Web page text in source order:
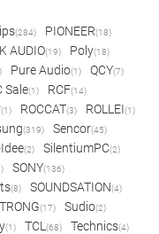
(284) PIONEER(18)
AUDIO(19) Poly(18)
Pure Audio(1) QCY(7)
Sale(1) RCF(14)
(1) ROCCAT(3) ROLLEI(1)
(319) Sencor(45)
(2) SilentiumPC(2)
SONY(136)
(8) SOUNDSATION(4)
(17) Sudio(2)
(1) TCL (68) Technics(4)